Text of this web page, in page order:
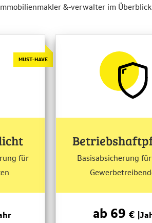
&-verwalter im
für
Basisabsicherung
ab 69 €